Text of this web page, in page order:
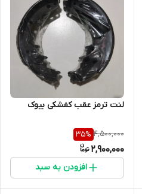
لنت ترمز عقب کفشکی بیوک
4,500,000
35%
2,900,000
افزودن به سبد